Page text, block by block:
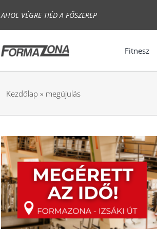
AHOL VÉGRE TIÉD A FŐSZEREP
Fitnesz
Kezdőlap » megújulás